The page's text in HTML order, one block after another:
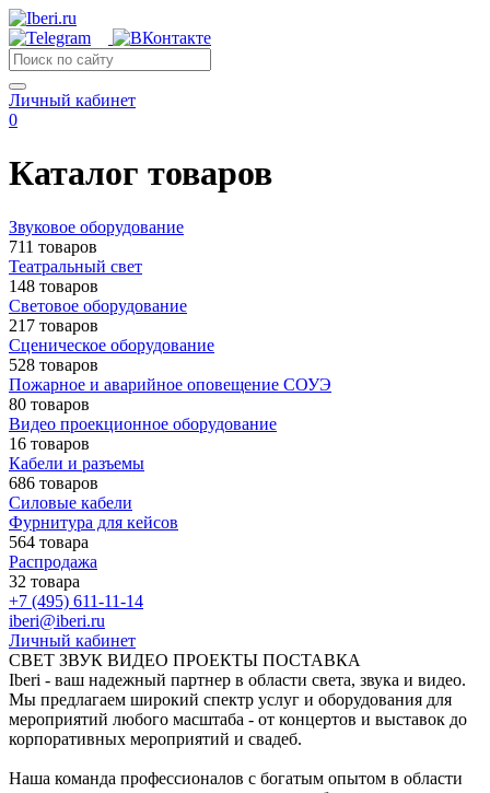
Личный кабинет
0
Каталог товаров
Звуковое оборудование
711 товаров
Театральный свет
148 товаров
Световое оборудование
217 товаров
Сценическое оборудование
528 товаров
Пожарное и аварийное оповещение СОУЭ
80 товаров
Видео проекционное оборудование
16 товаров
Кабели и разъемы
686 товаров
Силовые кабели
Фурнитура для кейсов
564 товара
Распродажа
32 товара
+7 (495) 611-11-14
iberi@iberi.ru
Личный кабинет
СВЕТ ЗВУК ВИДЕО ПРОЕКТЫ ПОСТАВКА
Iberi - ваш надежный партнер в области света, звука и видео.
Мы предлагаем широкий спектр услуг и оборудования для
мероприятий любого масштаба - от концертов и выставок до
корпоративных мероприятий и свадеб.
Наша команда профессионалов с богатым опытом в области